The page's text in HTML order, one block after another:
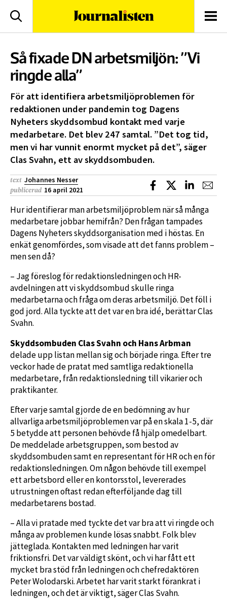
Sök
Så fixade DN arbetsmiljön: ”Vi
ringde alla”
För att identifiera arbetsmiljöproblemen för
redaktionen under pandemin tog Dagens
Nyheters skyddsombud kontakt med varje
medarbetare. Det blev 247 samtal. ”Det tog tid,
men vi har vunnit enormt mycket på det”, säger
Clas Svahn, ett av skyddsombuden.
text Johannes Nesser
publicerad 16 april 2021
Dela på Facebook
Dela på XDela på
Hur identifierar man arbetsmiljöproblem när så många
medarbetare jobbar hemifrån? Den frågan tampades
Dagens Nyheters skyddsorganisation med i höstas. En
enkät genomfördes, som visade att det fanns problem –
men sen då?
– Jag föreslog för redaktionsledningen och HR-
avdelningen att vi skyddsombud skulle ringa
medarbetarna och fråga om deras arbetsmiljö. Det föll i
god jord. Alla tyckte att det var en bra idé, berättar Clas
Svahn.
Skyddsombuden Clas Svahn och Hans Arbman
delade upp listan mellan sig och började ringa. Efter tre
veckor hade de pratat med samtliga redaktionella
medarbetare, från redaktionsledning till vikarier och
praktikanter.
Efter varje samtal gjorde de en bedömning av hur
allvarliga arbetsmiljöproblemen var på en skala 1-5, där
5 betydde att personen behövde få hjälp omedelbart.
De meddelade arbetsgruppen, som bestod av
skyddsombuden samt en representant för HR och en för
redaktionsledningen. Om någon behövde till exempel
ett arbetsbord eller en kontorsstol, levererades
utrustningen oftast redan efterföljande dag till
medarbetarens bostad.
– Alla vi pratade med tyckte det var bra att vi ringde och
många av problemen kunde lösas snabbt. Folk blev
jätteglada. Kontakten med ledningen har varit
friktionsfri. Det var väldigt skönt, och vi har fått ett
mycket bra stöd från ledningen och chefredaktören
Peter Wolodarski. Arbetet har varit starkt förankrat i
ledningen, och det är viktigt, säger Clas Svahn.